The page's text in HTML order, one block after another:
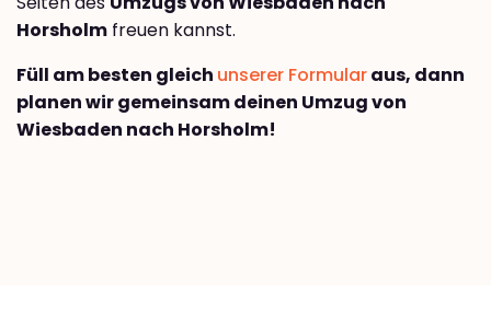
Horsholm freuen kannst.
Füll am besten gleich unserer Formularaus, dann
planen wir gemeinsam deinen Umzug von
Wiesbaden nach Horsholm!